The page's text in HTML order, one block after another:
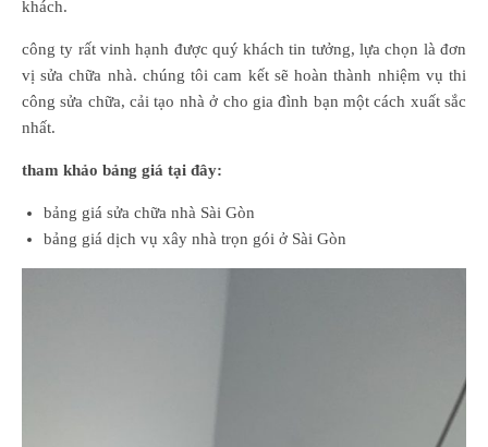
khách.
công ty rất vinh hạnh được quý khách tin tưởng, lựa chọn là đơn
vị sửa chữa nhà. chúng tôi cam kết sẽ hoàn thành nhiệm vụ thi
công sửa chữa, cải tạo nhà ở cho gia đình bạn một cách xuất sắc
nhất.
tham khảo bảng giá tại đây:
bảng giá sửa chữa nhà Sài Gòn
bảng giá dịch vụ xây nhà trọn gói ở Sài Gòn